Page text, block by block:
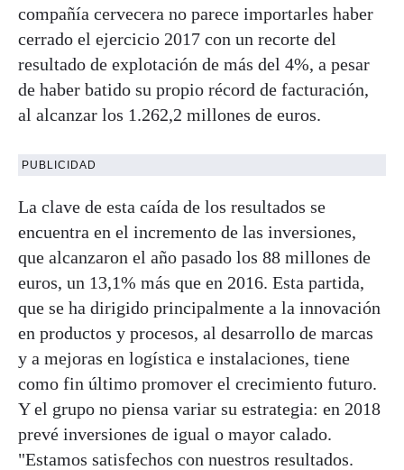
compañía cervecera no parece importarles haber
cerrado el ejercicio 2017 con un recorte del
resultado de explotación de más del 4%, a pesar
de haber batido su propio récord de facturación,
al alcanzar los 1.262,2 millones de euros.
PUBLICIDAD
La clave de esta caída de los resultados se
encuentra en el incremento de las inversiones,
que alcanzaron el año pasado los 88 millones de
euros, un 13,1% más que en 2016. Esta partida,
que se ha dirigido principalmente a la innovación
en productos y procesos, al desarrollo de marcas
y a mejoras en logística e instalaciones, tiene
como fin último promover el crecimiento futuro.
Y el grupo no piensa variar su estrategia: en 2018
prevé inversiones de igual o mayor calado.
"Estamos satisfechos con nuestros resultados.